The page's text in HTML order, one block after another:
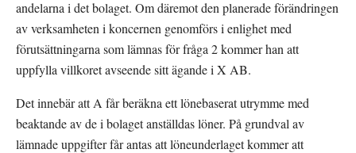
andelarna i det bolaget. Om däremot den planerade förändringen
av verksamheten i koncernen genomförs i enlighet med
förutsättningarna som lämnas för fråga 2 kommer han att
uppfylla villkoret avseende sitt ägande i X AB.
Det innebär att A får beräkna ett lönebaserat utrymme med
beaktande av de i bolaget anställdas löner. På grundval av
lämnade uppgifter får antas att löneunderlaget kommer att